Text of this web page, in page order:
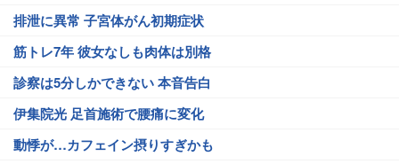
排泄に異常 子宮体がん初期症状
筋トレ7年 彼女なしも肉体は別格
診察は5分しかできない 本音告白
伊集院光 足首施術で腰痛に変化
動悸が…カフェイン摂りすぎかも